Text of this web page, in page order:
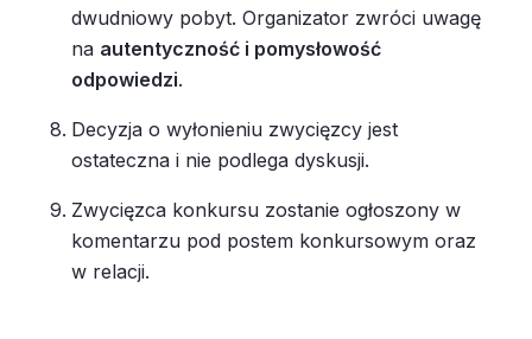
dwudniowy pobyt. Organizator zwróci uwagę
na autentyczność i pomysłowość
odpowiedzi.
Decyzja o wyłonieniu zwycięzcy jest
ostateczna i nie podlega dyskusji.
Zwycięzca konkursu zostanie ogłoszony w
komentarzu pod postem konkursowym oraz
w relacji.